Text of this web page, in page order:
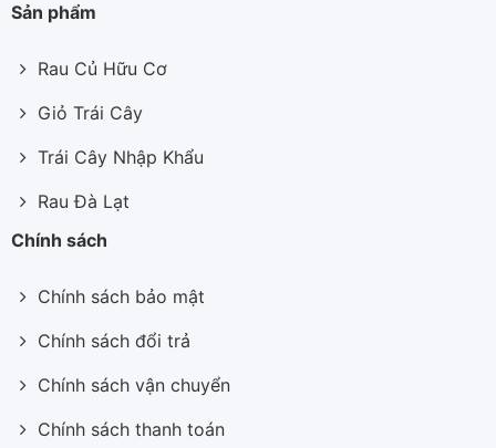
Sản phẩm
Rau Củ Hữu Cơ
Giỏ Trái Cây
Trái Cây Nhập Khẩu
Rau Đà Lạt
Chính sách
Chính sách bảo mật
Chính sách đổi trả
Chính sách vận chuyển
Chính sách thanh toán